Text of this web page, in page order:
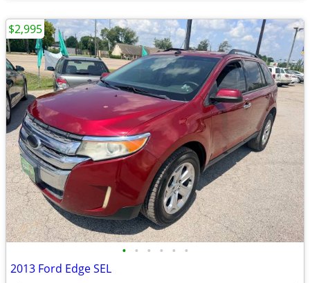
• • • • • •
2013 Ford Edge SEL
$2,995